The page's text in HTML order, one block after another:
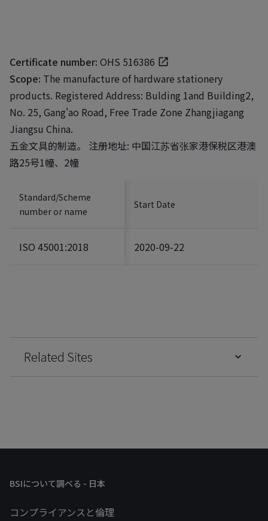
Certificate number: OHS 516386
Scope: The manufacture of hardware stationery
products. Registered Address: Bulding 1and Building2,
No. 25, Gang'ao Road, Free Trade Zone Zhangjiagang
Jiangsu China.
五金文具的制造。 注册地址: 中国江苏省张家港保税区港澳
路25号1幢、2幢
Standard/Scheme
number or name
Start Date
ISO 45001:2018 2020-09-22
Related Sites
BSIについて調べる - 日本
コンプライアンスと倫理